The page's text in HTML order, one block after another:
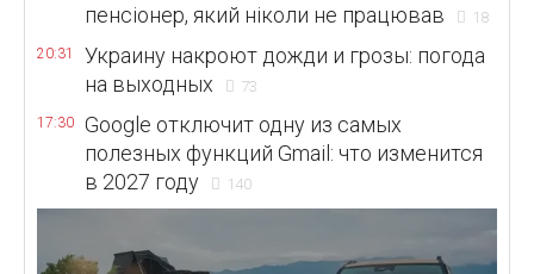
пенсіонер, який ніколи не працював
18
20:31
Украину накроют дожди и грозы: погода
на выходных
73
17:30
Google отключит одну из самых
полезных функций Gmail: что изменится
в 2027 году
140